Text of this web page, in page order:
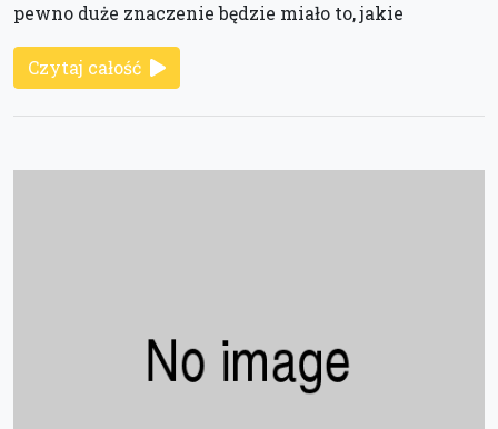
pewno duże znaczenie będzie miało to, jakie
Czytaj całość